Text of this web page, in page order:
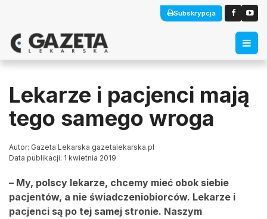
Subskrypcja
Lekarze i pacjenci mają
tego samego wroga
Autor: Gazeta Lekarska gazetalekarska.pl
Data publikacji: 1 kwietnia 2019
– My, polscy lekarze, chcemy mieć obok siebie
pacjentów, a nie świadczeniobiorców. Lekarze i
pacjenci są po tej samej stronie. Naszym